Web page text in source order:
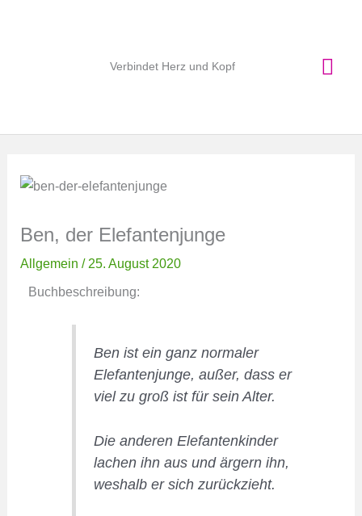
Verbindet Herz und Kopf
Ben, der Elefantenjunge
Allgemein / 25. August 2020
Buchbeschreibung:
Ben ist ein ganz normaler
Elefantenjunge, außer, dass er
viel zu groß ist für sein Alter.
Die anderen Elefantenkinder
lachen ihn aus und ärgern ihn,
weshalb er sich zurückzieht.